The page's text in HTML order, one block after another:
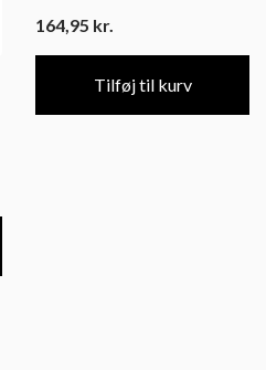
164,95 kr.
Tilføj til kurv